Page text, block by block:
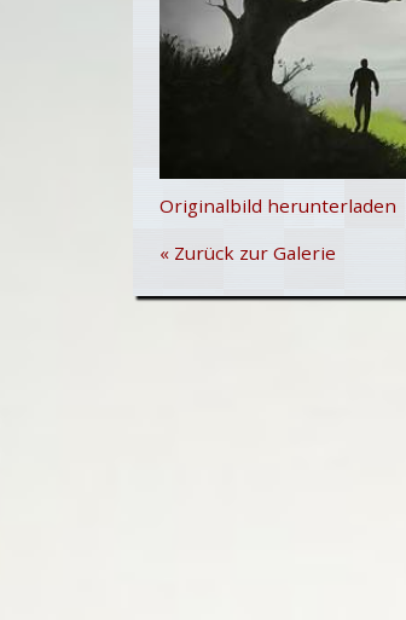
Originalbild herunterladen
« Zurück zur Galerie